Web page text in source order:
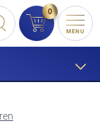
0
MENU